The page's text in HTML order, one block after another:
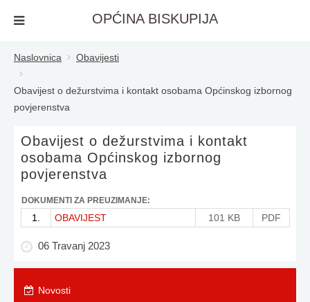
OPĆINA BISKUPIJA
Naslovnica Obavijesti
Obavijest o dežurstvima i kontakt osobama Općinskog izbornog
povjerenstva
Obavijest o dežurstvima i kontakt
osobama Općinskog izbornog
povjerenstva
DOKUMENTI ZA PREUZIMANJE:
1. OBAVIJEST 101 KB PDF
06 Travanj 2023
Novosti